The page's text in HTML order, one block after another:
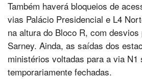
Também haverá bloqueios de
vias Palácio Presidencial e L4
na altura do Bloco R, com
Sarney. Ainda, as saídas dos
ministérios voltadas para a via N1
temporariamente fechadas.